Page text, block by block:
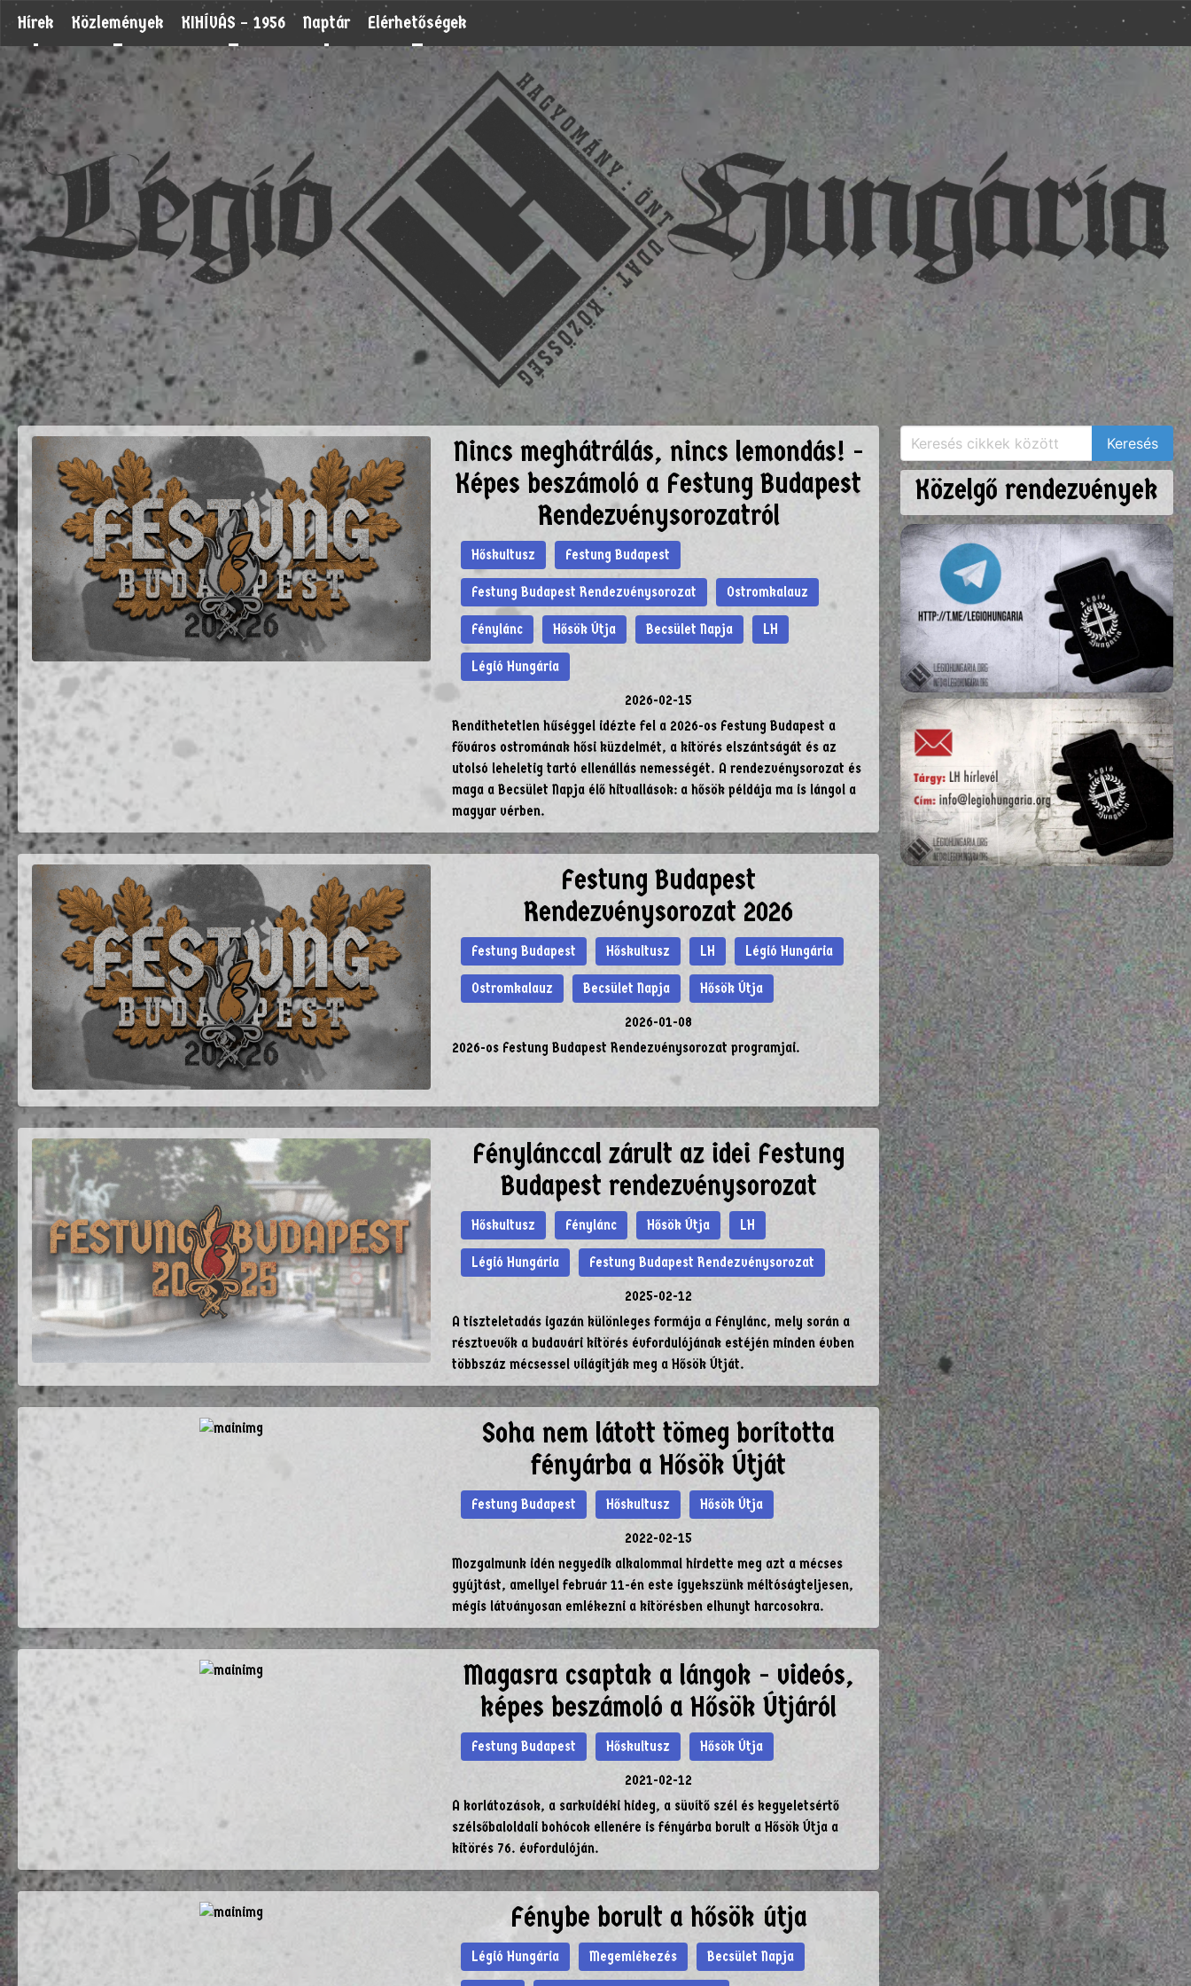
Hírek Közlemények KIHÍVÁS – 1956 Naptár Elérhetőségek
Nincs meghátrálás, nincs lemondás! -
Képes beszámoló a Festung Budapest
Rendezvénysorozatról
Hőskultusz Festung Budapest
Festung Budapest Rendezvénysorozat Ostromkalauz
Fénylánc Hősök Útja Becsület Napja LH
Légió Hungária
2026-02-15
Rendíthetetlen hűséggel idézte fel a 2026-os Festung Budapest a
főváros ostromának hősi küzdelmét, a kitörés elszántságát és az
utolsó leheletig tartó ellenállás nemességét. A rendezvénysorozat és
maga a Becsület Napja élő hitvallások: a hősök példája ma is lángol a
magyar vérben.
Festung Budapest
Rendezvénysorozat 2026
Festung Budapest Hőskultusz LH Légió Hungária
Ostromkalauz Becsület Napja
Hősök Útja
2026-01-08
2026-os Festung Budapest Rendezvénysorozat programjai.
Fénylánccal zárult az idei Festung
Budapest rendezvénysorozat
Hőskultusz Fénylánc Hősök Útja LH
Légió Hungária
Festung Budapest Rendezvénysorozat
2025-02-12
A tiszteletadás igazán különleges formája a Fénylánc, mely során a
résztvevők a budavári kitörés évfordulójának estéjén minden évben
többszáz mécsessel világítják meg a Hősök Útját.
Soha nem látott tömeg borította
fényárba a Hősök Útját
Festung Budapest Hőskultusz
Hősök Útja
2022-02-15
Mozgalmunk idén negyedik alkalommal hirdette meg azt a mécses
gyújtást, amellyel február 11-én este igyekszünk méltóságteljesen,
mégis látványosan emlékezni a kitörésben elhunyt harcosokra.
Magasra csaptak a lángok - videós,
képes beszámoló a Hősök Útjáról
Festung Budapest Hőskultusz
Hősök Útja
2021-02-12
A korlátozások, a sarkvidéki hideg, a süvítő szél és kegyeletsértő
szélsőbaloldali bohócok ellenére is fényárba borult a Hősök Útja a
kitörés 76. évfordulóján.
Fénybe borult a hősök útja
Légió Hungária Megemlékezés Becsület Napja
Közelgő rendezvények